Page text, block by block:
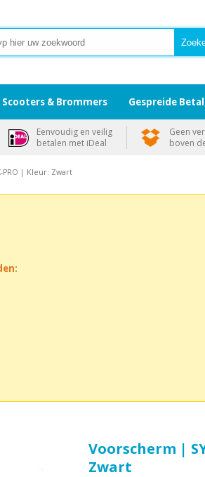
PRO | Kleur: Zwart
Voorscherm |
Zwart
Scooters & Brommers Gespreide
Eenvoudig en veilig
betalen met iDeal
Geen
boven